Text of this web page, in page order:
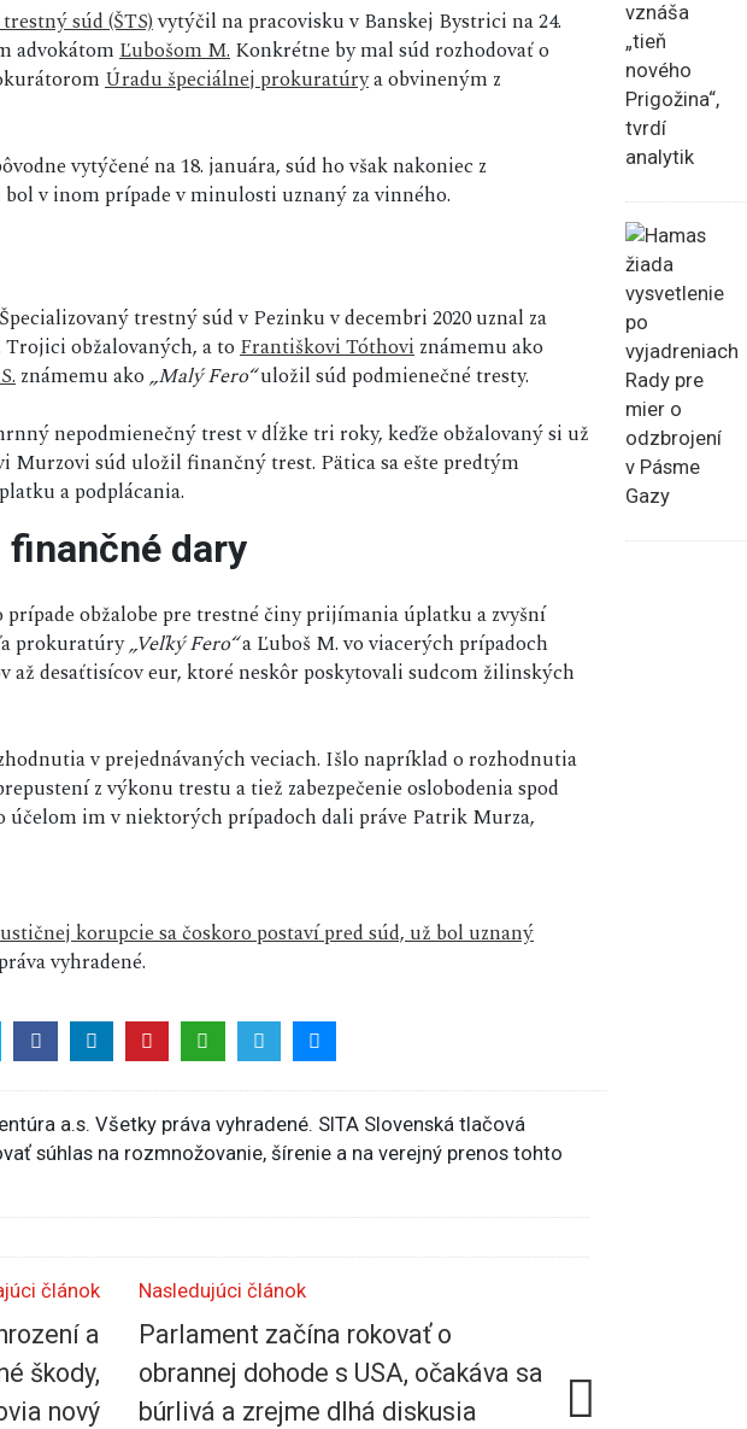
súd (ŠTS)vytýčil na pracovisku v Banskej Bystrici na 24.
advokátomĽubošom M.Konkrétne by mal súd rozhodovať o
Úradu špeciálnej prokuratúrya obvineným z
vytýčené na 18. januára, súd ho však nakoniec z
v inom prípade v minulosti uznaný za vinného.
trestný súd v Pezinku v decembri 2020 uznal za
obžalovaných, a toFrantiškovi Tóthoviznámemu ako
známemu ako„Malý Fero“uložil súd podmienečné tresty.
nepodmienečný trest v dĺžke tri roky, keďže obžalovaný si už
Murzovi súd uložil finančný trest. Pätica sa ešte predtým
a podplácania.
dary
obžalobe pre trestné činy prijímania úplatku a zvyšní
prokuratúry„Veľký Fero“a Ľuboš M. vo viacerých prípadoch
až desaťtisícov eur, ktoré neskôr poskytovali sudcom žilinských
v prejednávaných veciach. Išlo napríklad o rozhodnutia
z výkonu trestu a tiež zabezpečenie oslobodenia spod
účelom im v niektorých prípadoch dali práve Patrik Murza,
korupcie sa čoskoro postaví pred súd, už bol uznaný
vyhradené.
a.s. Všetky práva vyhradené. SITA Slovenská tlačová
súhlas na rozmnožovanie, šírenie a na verejný prenos tohto
článok
a
škody,
nový
Nasledujúci článok
Parlament začína rokovať o
obrannej dohode s USA, očakáva sa
búrlivá a zrejme dlhá diskusia